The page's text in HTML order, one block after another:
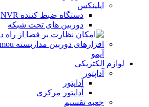
اپلینکس
دستگاه ضبط کننده NVR
دوربین های تحت شبکه
آیمو
لوازم الکتریکی
آداپتور
آداپتور
آداپتور مرکزی
جعبه تقسیم